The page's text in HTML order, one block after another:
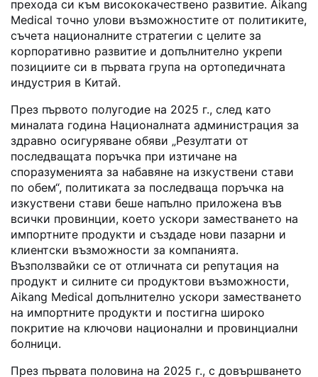
прехода си към висококачествено развитие. Aikang
Medical точно улови възможностите от политиките,
съчета националните стратегии с целите за
корпоративно развитие и допълнително укрепи
позициите си в първата група на ортопедичната
индустрия в Китай.
През първото полугодие на 2025 г., след като
миналата година Националната администрация за
здравно осигуряване обяви „Резултати от
последващата поръчка при изтичане на
споразуменията за набавяне на изкуствени стави
по обем“, политиката за последваща поръчка на
изкуствени стави беше напълно приложена във
всички провинции, което ускори заместването на
импортните продукти и създаде нови пазарни и
клиентски възможности за компанията.
Възползвайки се от отличната си репутация на
продукт и силните си продуктови възможности,
Aikang Medical допълнително ускори заместването
на импортните продукти и постигна широко
покритие на ключови национални и провинциални
болници.
През първата половина на 2025 г., с довършването